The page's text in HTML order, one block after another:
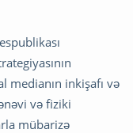
medianın inkişafı və
və fiziki
mübarizə